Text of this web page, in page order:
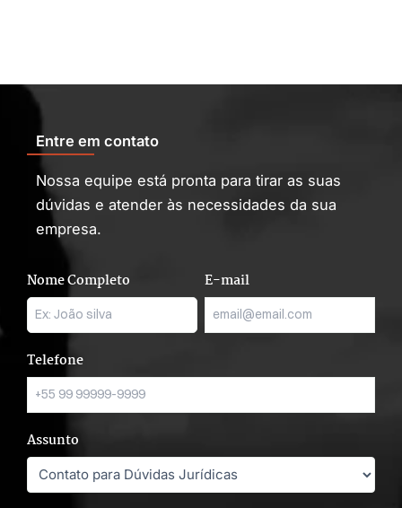
Entre em contato
Nossa equipe está pronta para tirar as suas
dúvidas e atender às necessidades da sua
empresa.
Nome Completo E-mail
Telefone
Assunto